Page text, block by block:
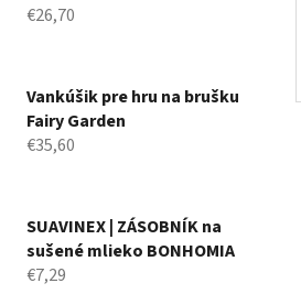
€26,70
Vankúšik pre hru na brušku
Fairy Garden
€35,60
SUAVINEX | ZÁSOBNÍK na
sušené mlieko BONHOMIA
€7,29